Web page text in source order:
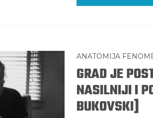
ANATOMIJA
GRAD JE
NASILNIJI I
BUKOVSKI]